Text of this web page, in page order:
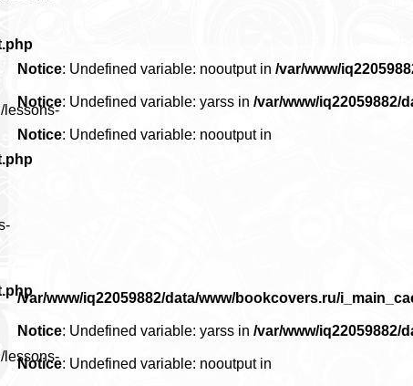
Notice: Undefined variable: nooutput in/var/www/
Notice: Undefined variable: yarss in/var/www/iq22059882/
Notice: Undefined variable: nooutput in
/var/www/iq22059882/data/www/bookcovers.ru/
Notice: Undefined variable: yarss in/var/www/iq22059882/
Notice: Undefined variable: nooutput in
lessons-
lessons-